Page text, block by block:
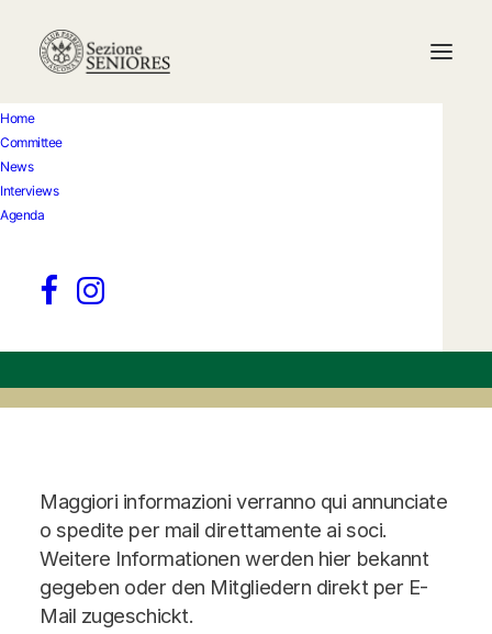
Home
Committee
News
Interviews
Agenda
Torneo 99°
compleanno Charly
Event date
Maggiori informazioni verranno qui annunciate
o spedite per mail direttamente ai soci.
Weitere Informationen werden hier bekannt
gegeben oder den Mitgliedern direkt per E-
Mail zugeschickt.